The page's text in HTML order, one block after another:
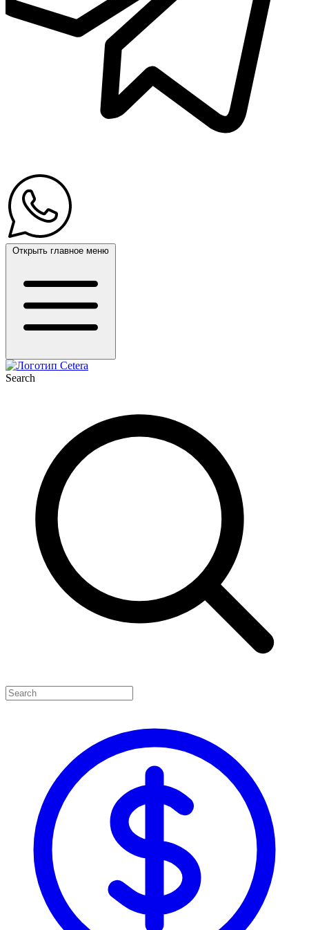
Открыть главное меню
Search